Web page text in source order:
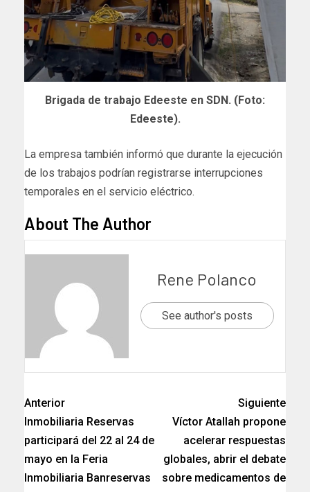
Brigada de trabajo Edeeste en SDN. (Foto:
Edeeste).
La empresa también informó que durante la ejecución
de los trabajos podrían registrarse interrupciones
temporales en el servicio eléctrico.
About The Author
Rene Polanco
See author's posts
Anterior
Inmobiliaria Reservas
participará del 22 al 24 de
mayo en la Feria
Inmobiliaria Banreservas
Siguiente
Víctor Atallah propone
acelerar respuestas
globales, abrir el debate
sobre medicamentos de